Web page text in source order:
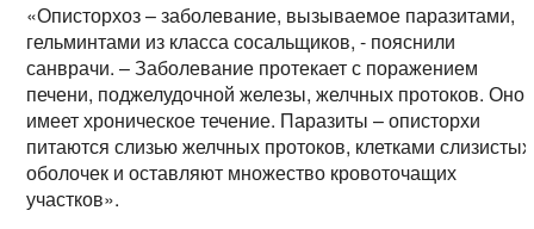
«Описторхоз – заболевание, вызываемое паразитами,
гельминтами из класса сосальщиков, - пояснили
санврачи. – Заболевание протекает с поражением
печени, поджелудочной железы, желчных протоков. Оно
имеет хроническое течение. Паразиты – описторхи
питаются слизью желчных протоков, клетками слизистых
оболочек и оставляют множество кровоточащих
участков».